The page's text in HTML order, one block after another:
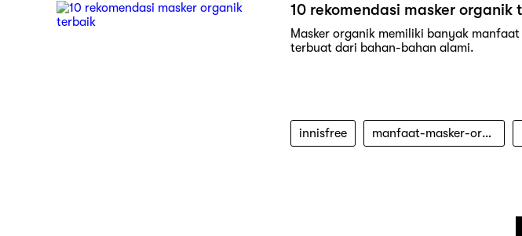
10 rekomendasi masker organik
Masker organik memiliki banyak
terbuat dari bahan-bahan alami.
innisfree manfaat-masker-organik